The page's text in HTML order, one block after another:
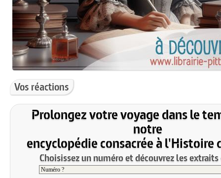
Vos réactions
Prolongez votre voyage dans le
notre
encyclopédie consacrée à l'Histoire
Choisissez un numéro et découvrez les